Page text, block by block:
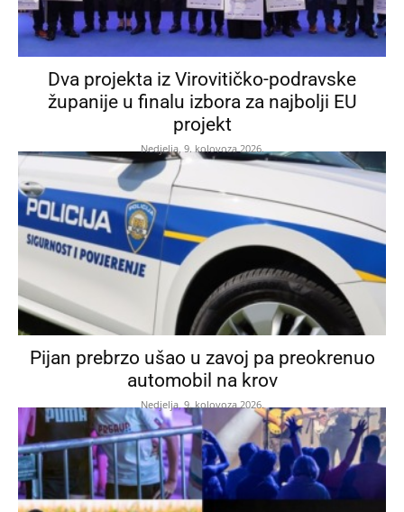
Dva projekta iz Virovitičko-podravske
županije u finalu izbora za najbolji EU
projekt
Nedjelja, 9. kolovoza 2026.
Pijan prebrzo ušao u zavoj pa preokrenuo
automobil na krov
Nedjelja, 9. kolovoza 2026.